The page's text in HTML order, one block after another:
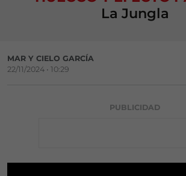
La Jungla
MAR Y CIELO GARCÍA
22/11/2024 • 10:29
PUBLICIDAD